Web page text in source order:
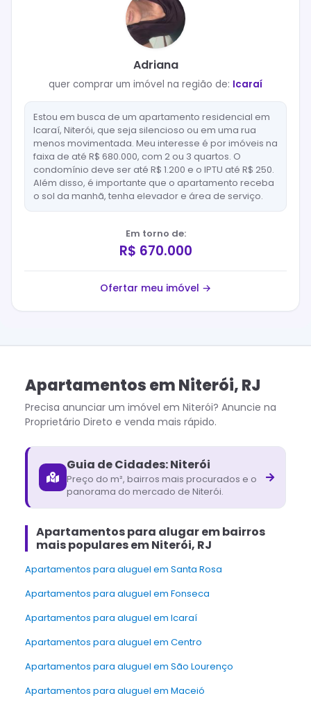
Adriana
quer comprar um imóvel na região de: Icaraí
Estou em busca de um apartamento residencial em
Icaraí, Niterói, que seja silencioso ou em uma rua
menos movimentada. Meu interesse é por imóveis na
faixa de até R$ 680.000, com 2 ou 3 quartos. O
condomínio deve ser até R$ 1.200 e o IPTU até R$ 250.
Além disso, é importante que o apartamento receba
o sol da manhã, tenha elevador e área de serviço.
Em torno de:
R$ 670.000
Ofertar meu imóvel →
ApartamentosemNiterói,RJ
Precisa anunciar um imóvel em Niterói? Anuncie na
Proprietário Direto e venda mais rápido.
Guia de Cidades:Niterói
Preço do m², bairros mais procurados e o
panorama do mercado de Niterói.
Apartamentos para alugar em bairros
mais populares em Niterói, RJ
Apartamentos para aluguel em Santa Rosa
Apartamentos para aluguel em Fonseca
Apartamentos para aluguel em Icaraí
Apartamentos para aluguel em Centro
Apartamentos para aluguel em São Lourenço
Apartamentos para aluguel em Maceió